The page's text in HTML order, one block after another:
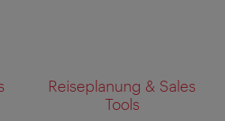
Reiseplanung & Sales
Tools